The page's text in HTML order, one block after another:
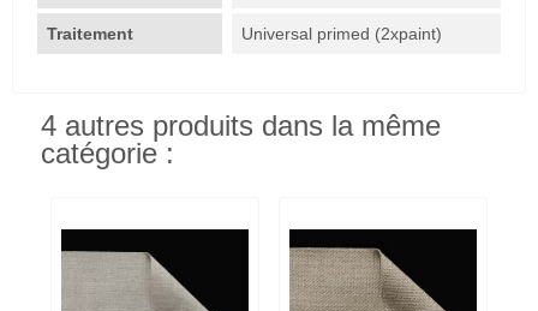
Traitement Universal primed (2xpaint)
4 autres produits dans la même
catégorie :